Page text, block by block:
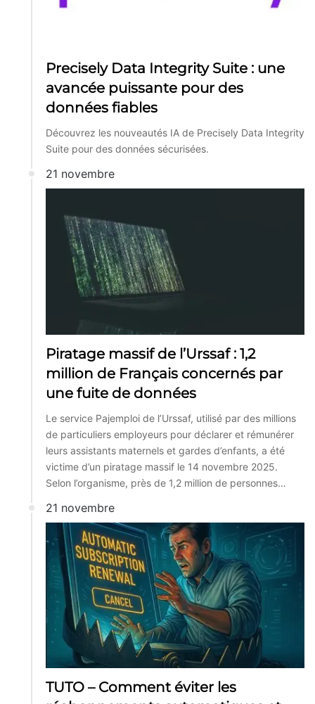
Precisely Data Integrity Suite : une
avancée puissante pour des
données fiables
Découvrez les nouveautés IA de Precisely Data Integrity
Suite pour des données sécurisées.
21 novembre
Piratage massif de l’Urssaf : 1,2
million de Français concernés par
une fuite de données
Le service Pajemploi de l’Urssaf, utilisé par des millions
de particuliers employeurs pour déclarer et rémunérer
leurs assistants maternels et gardes d’enfants, a été
victime d’un piratage massif le 14 novembre 2025.
Selon l’organisme, près de 1,2 million de personnes…
21 novembre
TUTO – Comment éviter les